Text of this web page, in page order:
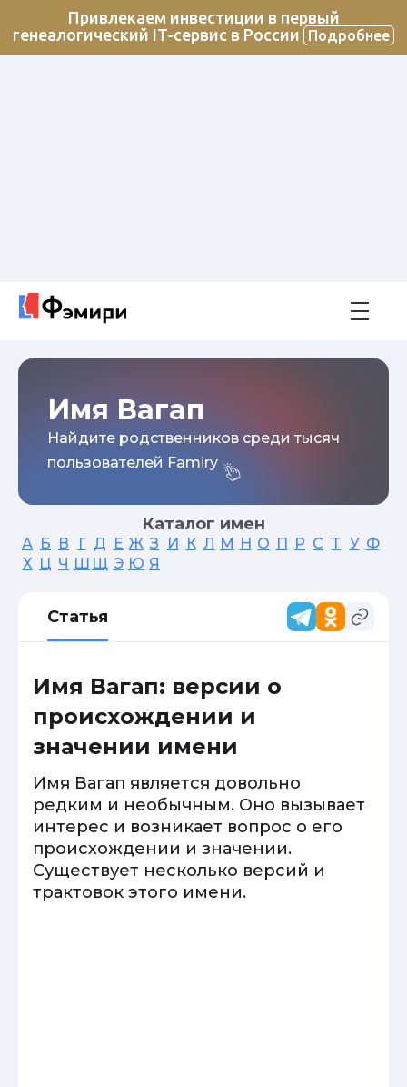
Привлекаем инвестиции в первый
генеалогический IT-сервис в России
Подробнее
Имя Вагап
Найдите родственников среди тысяч
пользователей Famiry
Каталог имен
А Б В Г Д Е Ж З И К Л М Н О П Р С Т У Ф
Х Ц Ч Ш Щ Э Ю Я
Статья
Имя Вагап: версии о
происхождении и
значении имени
Имя Вагап является довольно
редким и необычным. Оно вызывает
интерес и возникает вопрос о его
происхождении и значении.
Существует несколько версий и
трактовок этого имени.